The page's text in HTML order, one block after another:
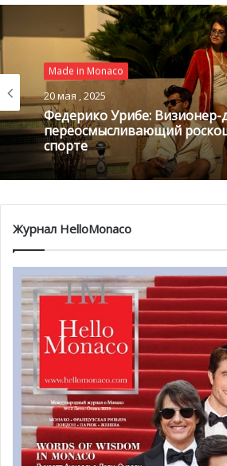
традиционному способу
первостепенное значение.
подходит к ведению бизнеса и
прозрачность своих методов
Made in Monaco
20 мая , 2025
Федерико Урибе: Визионер-
спорте
Made in Monaco
12 августа , 2024
Мягкая сила: махровые
Журнал HelloMonaco